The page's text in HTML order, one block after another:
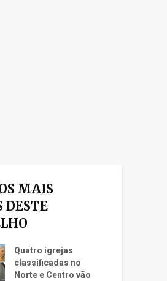
MAIS
DESTE
Quatro igrejas
classificadas no
Norte e Centro vão